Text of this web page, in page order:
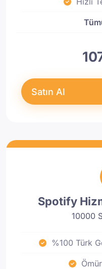
Satın Al
Spotify
10000
%100 Türk